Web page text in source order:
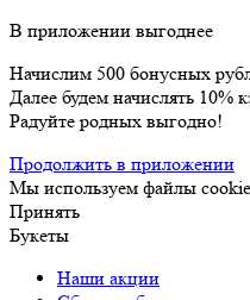
В приложении выгоднее
Начислим 500 бонусных
Далее будем начислять 10%
Радуйте родных выгодно!
Продолжить в приложении
Мы используем файлы
Принять
Букеты
Наши акции